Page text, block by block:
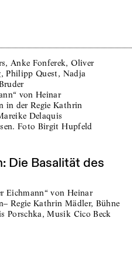
Die Basalität des
Eichmann“ von Heinar
Regie Kathrin Mädler, Bühne
Porschka, Musik Cico Beck